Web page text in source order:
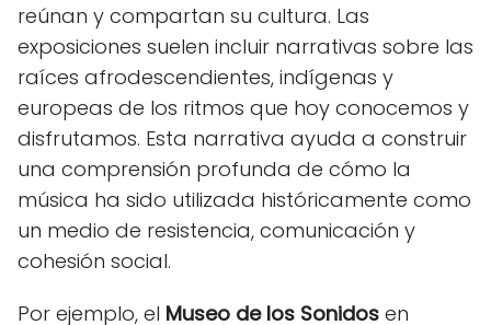
reúnan y compartan su cultura. Las
exposiciones suelen incluir narrativas sobre las
raíces afrodescendientes, indígenas y
europeas de los ritmos que hoy conocemos y
disfrutamos. Esta narrativa ayuda a construir
una comprensión profunda de cómo la
música ha sido utilizada históricamente como
un medio de resistencia, comunicación y
cohesión social.
Por ejemplo, el Museo de los Sonidos en